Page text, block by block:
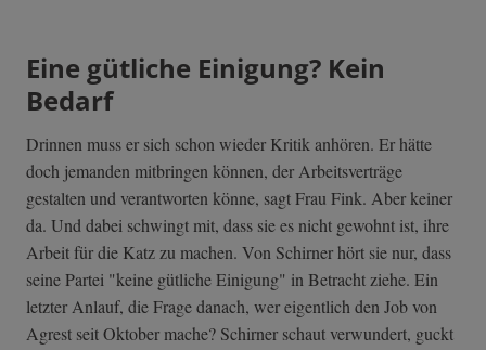
Eine gütliche Einigung? Kein
Bedarf
Drinnen muss er sich schon wieder Kritik anhören. Er hätte
doch jemanden mitbringen können, der Arbeitsverträge
gestalten und verantworten könne, sagt Frau Fink. Aber keiner
da. Und dabei schwingt mit, dass sie es nicht gewohnt ist, ihre
Arbeit für die Katz zu machen. Von Schirner hört sie nur, dass
seine Partei "keine gütliche Einigung" in Betracht ziehe. Ein
letzter Anlauf, die Frage danach, wer eigentlich den Job von
Agrest seit Oktober mache? Schirner schaut verwundert, guckt